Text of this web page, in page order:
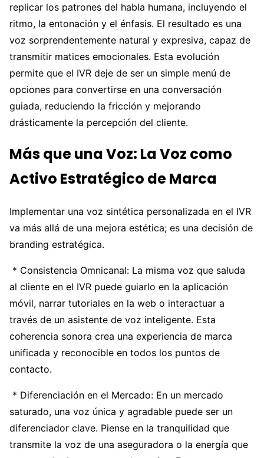
replicar los patrones del habla humana, incluyendo el
ritmo, la entonación y el énfasis. El resultado es una
voz sorprendentemente natural y expresiva, capaz de
transmitir matices emocionales. Esta evolución
permite que el IVR deje de ser un simple menú de
opciones para convertirse en una conversación
guiada, reduciendo la fricción y mejorando
drásticamente la percepción del cliente.
Más que una Voz: La Voz como
Activo Estratégico de Marca
Implementar una voz sintética personalizada en el IVR
va más allá de una mejora estética; es una decisión de
branding estratégica.
* Consistencia Omnicanal: La misma voz que saluda
al cliente en el IVR puede guiarlo en la aplicación
móvil, narrar tutoriales en la web o interactuar a
través de un asistente de voz inteligente. Esta
coherencia sonora crea una experiencia de marca
unificada y reconocible en todos los puntos de
contacto.
* Diferenciación en el Mercado: En un mercado
saturado, una voz única y agradable puede ser un
diferenciador clave. Piense en la tranquilidad que
transmite la voz de una aseguradora o la energía que